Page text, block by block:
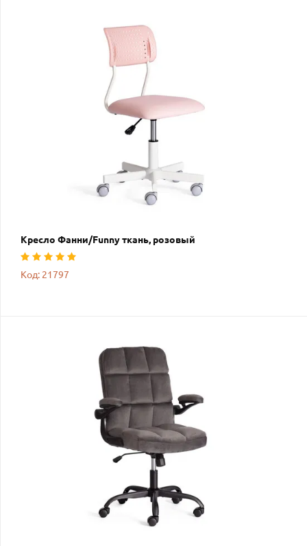
Кресло Фанни/Funny ткань, розовый
Код: 21797